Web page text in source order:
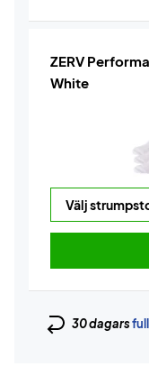
ZERV
White
30 dagars